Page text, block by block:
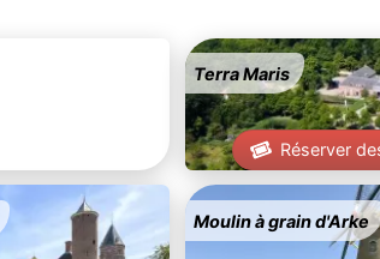
Terra Maris
Réserver
Moulin à grain d'Arke